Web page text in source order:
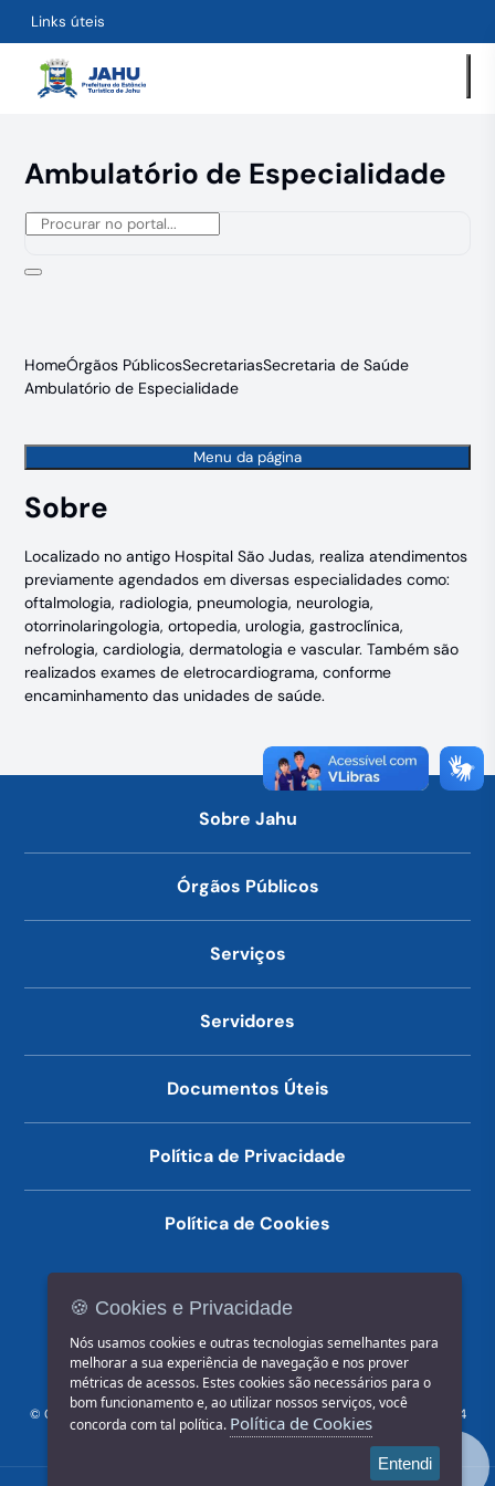
Links úteis
Ambulatório de Especialidade
HomeÓrgãos PúblicosSecretariasSecretaria de Saúde
Ambulatório de Especialidade
Menu da página
Sobre
Localizado no antigo Hospital São Judas, realiza atendimentos
previamente agendados em diversas especialidades como:
oftalmologia, radiologia, pneumologia, neurologia,
otorrinolaringologia, ortopedia, urologia, gastroclínica,
nefrologia, cardiologia, dermatologia e vascular. Também são
realizados exames de eletrocardiograma, conforme
encaminhamento das unidades de saúde.
Sobre Jahu
Órgãos Públicos
Serviços
Servidores
Documentos Úteis
Política de Privacidade
Política de Cookies
© COPYRIGHT 2026, Prefeitura Municipal de Jahu | Rua Paissandu, 444
- Centro CEP: 17201-900
🍪 Cookies e Privacidade
Nós usamos cookies e outras tecnologias semelhantes para
melhorar a sua experiência de navegação e nos prover
métricas de acessos. Estes cookies são necessários para o
bom funcionamento e, ao utilizar nossos serviços, você
concorda com tal política. Política de Cookies
Entendi